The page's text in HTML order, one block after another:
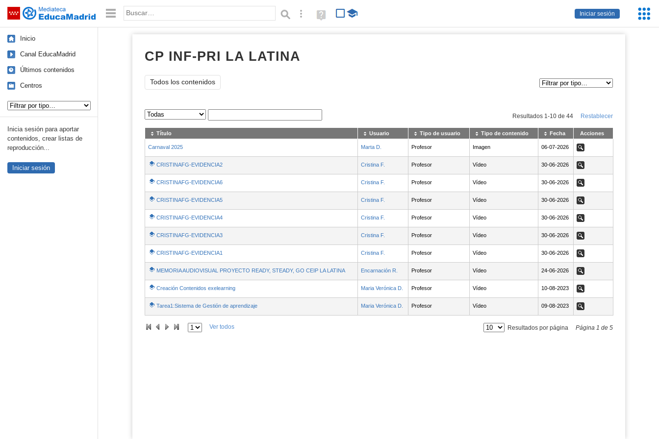
Saltar navegación
Iniciar sesión
Palabra o frase: Búsqueda avanzada
Ayuda
(en
Inicio
Canal EducaMadrid
Últimos contenidos
Centros
Inicia sesión para aportar
contenidos, crear listas de
reproducción...
Iniciar sesión
CP INF-PRI LA LATINA
Todos los contenidos
Sus archivos Resultados 1 -10de 44 Restablecer
Título Usuario Tipo de usuario Tipo de contenido Fecha Acciones
Carnaval 2025 Marta D. Profesor Imagen NaN06-07-2026
06-07-2026 Ver
CRISTINAFG-EVIDENCIA2 Cristina F. Profesor Vídeo NaN30-06-2026
30-06-2026 Ver
CRISTINAFG-EVIDENCIA6 Cristina F. Profesor Vídeo NaN30-06-2026
30-06-2026 Ver
CRISTINAFG-EVIDENCIA5 Cristina F. Profesor Vídeo NaN30-06-2026
30-06-2026 Ver
CRISTINAFG-EVIDENCIA4 Cristina F. Profesor Vídeo NaN30-06-2026
30-06-2026 Ver
CRISTINAFG-EVIDENCIA3 Cristina F. Profesor Vídeo NaN30-06-2026
30-06-2026 Ver
CRISTINAFG-EVIDENCIA1 Cristina F. Profesor Vídeo NaN30-06-2026
30-06-2026 Ver
MEMORIA AUDIOVISUAL PROYECTO READY, STEADY, GO CEIP LA LATINA Encarnación R. Profesor Vídeo NaN24-06-2026
24-06-2026 Ver
Creación Contenidos exelearning Maria Verónica D. Profesor Vídeo NaN10-08-2023
10-08-2023 Ver
Tarea1:Sistema de Gestión de aprendizaje Maria Verónica D. Profesor Vídeo NaN09-08-2023
09-08-2023 Ver
Ver todos Resultados por página Página 1 de 5